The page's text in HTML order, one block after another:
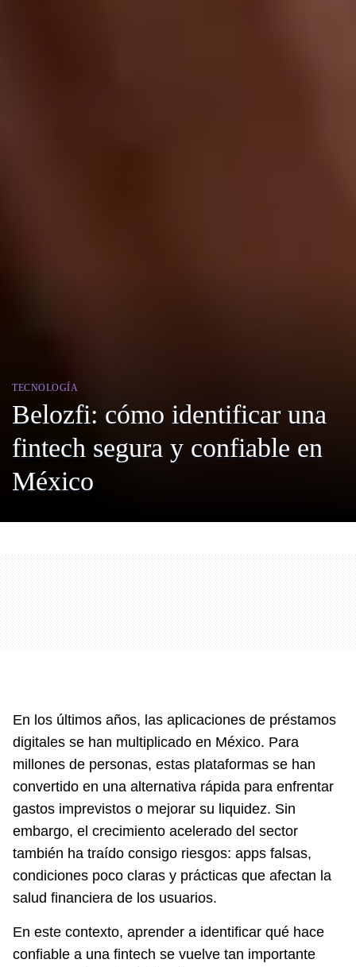
TECNOLOGÍA
Belozfi: cómo identificar una
fintech segura y confiable en
México
En los últimos años, las aplicaciones de préstamos
digitales se han multiplicado en México. Para
millones de personas, estas plataformas se han
convertido en una alternativa rápida para enfrentar
gastos imprevistos o mejorar su liquidez. Sin
embargo, el crecimiento acelerado del sector
también ha traído consigo riesgos: apps falsas,
condiciones poco claras y prácticas que afectan la
salud financiera de los usuarios.
En este contexto, aprender a identificar qué hace
confiable a una fintech se vuelve tan importante